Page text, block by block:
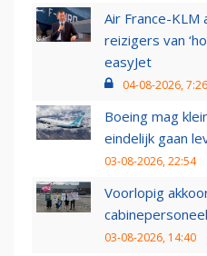
Air France-
reizigers van
easyJet
04-08-2026, 7:26
Boeing mag
eindelijk gaan
03-08-2026, 22:54
Voorlopig
03-08-2026, 14:40